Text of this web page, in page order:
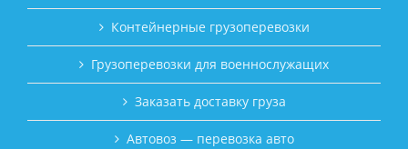
Контейнерные грузоперевозки
Грузоперевозки для военнослужащих
Заказать доставку груза
Автовоз — перевозка авто